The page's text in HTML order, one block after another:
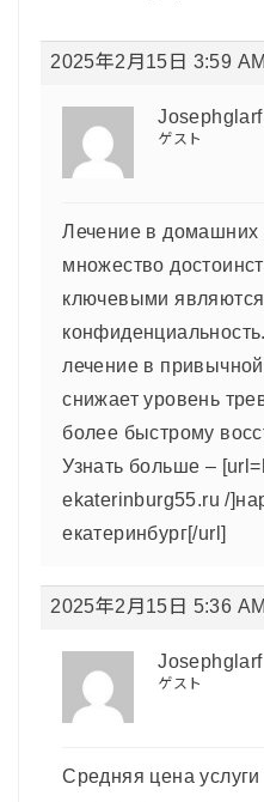
2025年2月15日 3:59
Josephglarf
ゲスト
Лечение в домашних
множество
ключевыми являются
лечение в
снижает уровень
более быстрому
Узнать больше –
ekaterinburg55.ru /
екатеринбург[/url]
2025年2月15日 5:36
Josephglarf
ゲスト
Средняя цена